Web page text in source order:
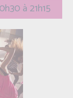
à 21h15